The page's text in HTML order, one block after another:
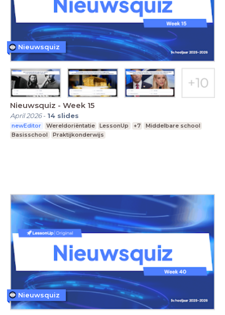
Nieuwsquiz - Week 15
April 2026- 14 slides
newEditor Wereldoriëntatie LessonUp +7
Middelbare school
Basisschool
Praktijkonderwijs
Nieuwsquiz
Nieuwsquiz